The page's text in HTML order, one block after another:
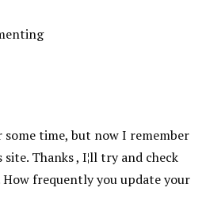
some time, but now I remember
Thanks , I¦ll try and check
frequently you update your